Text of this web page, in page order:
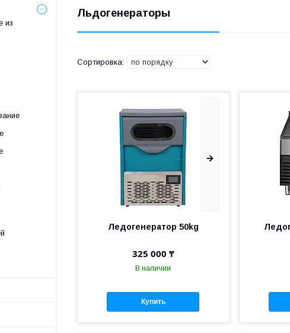
Льдогенераторы
Ледогенератор 50kg
325 000 ₸
В наличии
Купить
из